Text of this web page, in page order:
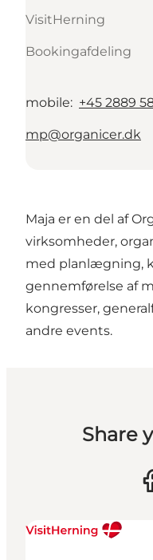
VisitHerning
Bookingafdeling
mobile: +45 2889
mp@organicer.dk
Maja er en del af
virksomheder,
med planlægning,
gennemførelse af
kongresser,
andre events.
Share